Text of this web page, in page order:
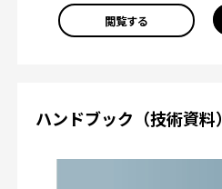
閲覧する
ハンドブック（技術資料）